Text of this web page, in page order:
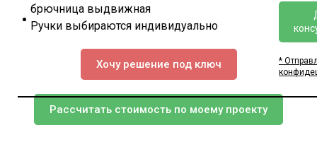
*
брючница выдвижная
Ручки выбираются индивидуально
Хочу решение под ключ
Рассчитать стоимость по моему проекту